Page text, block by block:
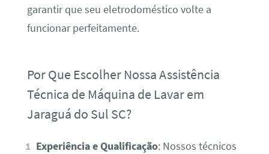
garantir que seu eletrodoméstico volte a
funcionar perfeitamente.
Por Que Escolher Nossa Assistência
Técnica de Máquina de Lavar em
Jaraguá do Sul SC?
Experiência e Qualificação: Nossos técnicos